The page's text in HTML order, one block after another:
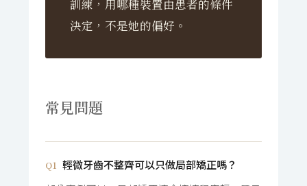
訓練，用哪種裝置由患者的條件
決定，不是她的偏好。
常見問題
Q1 輕微牙齒不整齊可以只做局部矯正嗎？